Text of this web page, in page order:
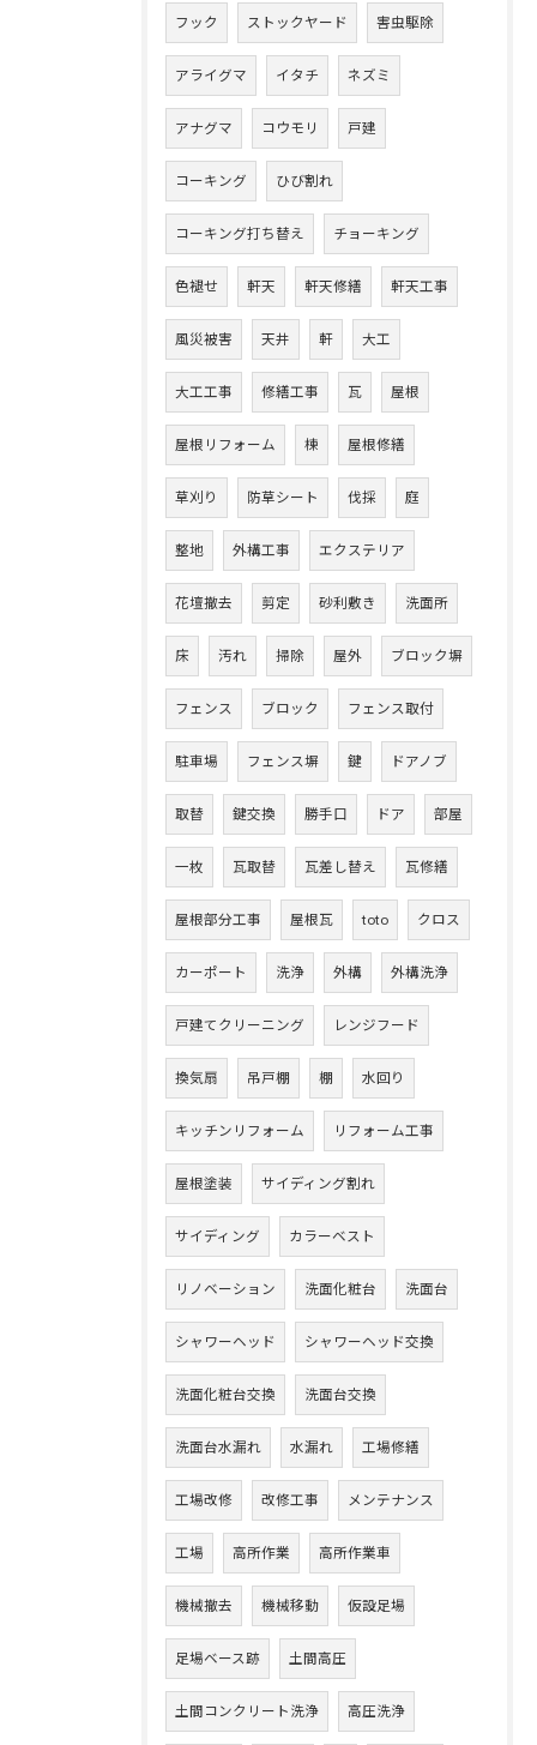
フック ストックヤード 害虫駆除
アライグマ イタチ ネズミ
アナグマ コウモリ 戸建
コーキング ひび割れ
コーキング打ち替え チョーキング
色褪せ 軒天 軒天修繕 軒天工事
風災被害 天井 軒 大工
大工工事 修繕工事 瓦 屋根
屋根リフォーム 棟 屋根修繕
草刈り 防草シート 伐採 庭
整地 外構工事 エクステリア
花壇撤去 剪定 砂利敷き 洗面所
床 汚れ 掃除 屋外 ブロック塀
フェンス ブロック フェンス取付
駐車場 フェンス塀 鍵 ドアノブ
取替 鍵交換 勝手口 ドア 部屋
一枚 瓦取替 瓦差し替え 瓦修繕
屋根部分工事 屋根瓦 toto クロス
カーポート 洗浄 外構 外構洗浄
戸建てクリーニング レンジフード
換気扇 吊戸棚 棚 水回り
キッチンリフォーム リフォーム工事
屋根塗装 サイディング割れ
サイディング カラーベスト
リノベーション 洗面化粧台 洗面台
シャワーヘッド シャワーヘッド交換
洗面化粧台交換 洗面台交換
洗面台水漏れ 水漏れ 工場修繕
工場改修 改修工事 メンテナンス
工場 高所作業 高所作業車
機械撤去 機械移動 仮設足場
足場ベース跡 土間高圧
土間コンクリート洗浄 高圧洗浄